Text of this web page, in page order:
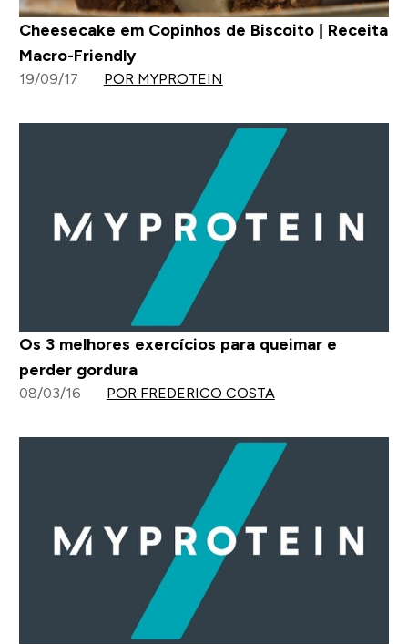
Cheesecake em Copinhos de Biscoito | Receita
Macro-Friendly
19/09/17 POR MYPROTEIN
Os 3 melhores exercícios para queimar e
perder gordura
08/03/16 POR FREDERICO COSTA